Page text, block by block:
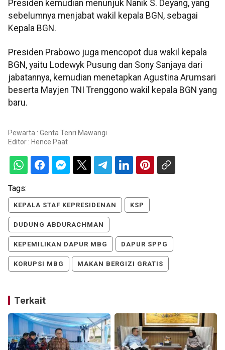
Presiden kemudian menunjuk Nanik S. Deyang, yang
sebelumnya menjabat wakil kepala BGN, sebagai
Kepala BGN.
Presiden Prabowo juga mencopot dua wakil kepala
BGN, yaitu Lodewyk Pusung dan Sony Sanjaya dari
jabatannya, kemudian menetapkan Agustina Arumsari
beserta Mayjen TNI Trenggono wakil kepala BGN yang
baru.
Pewarta : Genta Tenri Mawangi
Editor : Hence Paat
Tags:
KEPALA STAF KEPRESIDENAN KSP
DUDUNG ABDURACHMAN
KEPEMILIKAN DAPUR MBG DAPUR SPPG
KORUPSI MBG MAKAN BERGIZI GRATIS
Terkait